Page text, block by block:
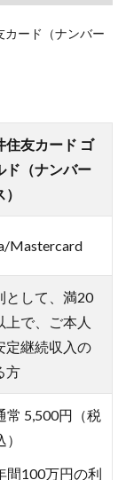
カード（ナンバー
住友カード ゴ
ド（ナンバー
Mastercard
として、満20
上で、ご本人
定継続収入の
方
常 5,500円（税
）
間100万円の利